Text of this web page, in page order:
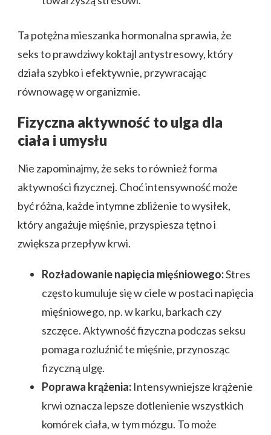
Ta potężna mieszanka hormonalna sprawia, że
seks to prawdziwy koktajl antystresowy, który
działa szybko i efektywnie, przywracając
równowagę w organizmie.
Fizyczna aktywność to ulga dla
ciała i umysłu
Nie zapominajmy, że seks to również forma
aktywności fizycznej. Choć intensywność może
być różna, każde intymne zbliżenie to wysiłek,
który angażuje mięśnie, przyspiesza tętno i
zwiększa przepływ krwi.
Rozładowanie napięcia mięśniowego:Stres
często kumuluje się w ciele w postaci napięcia
mięśniowego, np. w karku, barkach czy
szczęce. Aktywność fizyczna podczas seksu
pomaga rozluźnić te mięśnie, przynosząc
fizyczną ulgę.
Poprawa krążenia: Intensywniejsze krążenie
krwi oznacza lepsze dotlenienie wszystkich
komórek ciała, w tym mózgu. To może